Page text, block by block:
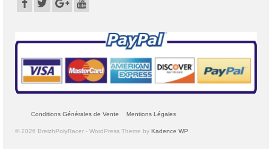
Conditions Générales de Vente Mentions Légales
© 2026 BreizhPolyRacer - WordPress Theme by Kadence WP